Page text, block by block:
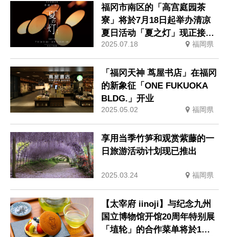
福冈市南区的「高宫庭园茶
寮」将於7月18日起举办清凉
夏日活动「夏之灯」现正接受
预约
2025.07.18 福岡県
「福冈天神 茑屋书店」在福冈
的新象征「ONE FUKUOKA
BLDG.」开业
2025.05.02 福岡県
享用当季竹笋和观赏紫藤的一
日旅游活动计划现已推出
2025.03.24 福岡県
【太宰府 iinoji】与纪念九州
国立博物馆开馆20周年特别展
「埴轮」的合作菜单将於1月